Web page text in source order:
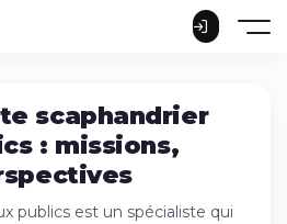
scaphandrier
: missions,
publics est un spécialiste qui